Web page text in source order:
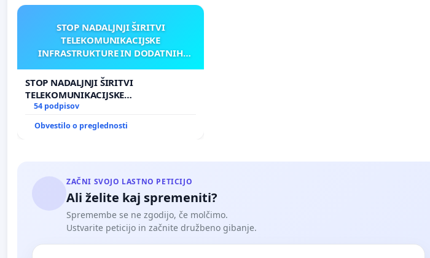
STOP NADALJNJI ŠIRITVI
TELEKOMUNIKACIJSKE
INFRASTRUKTURE IN DODATNIH
STOP NADALJNJI ŠIRITVI
TELEKOMUNIKACIJSKE
INFRASTRUKTURE IN DODATNIH
ANTEN V GRADIŠČAKU
54 podpisov
Obvestilo o preglednosti
ZAČNI SVOJO LASTNO PETICIJO
Ali želite kaj spremeniti?
Spremembe se ne zgodijo, če molčimo.
Ustvarite peticijo in začnite družbeno gibanje.